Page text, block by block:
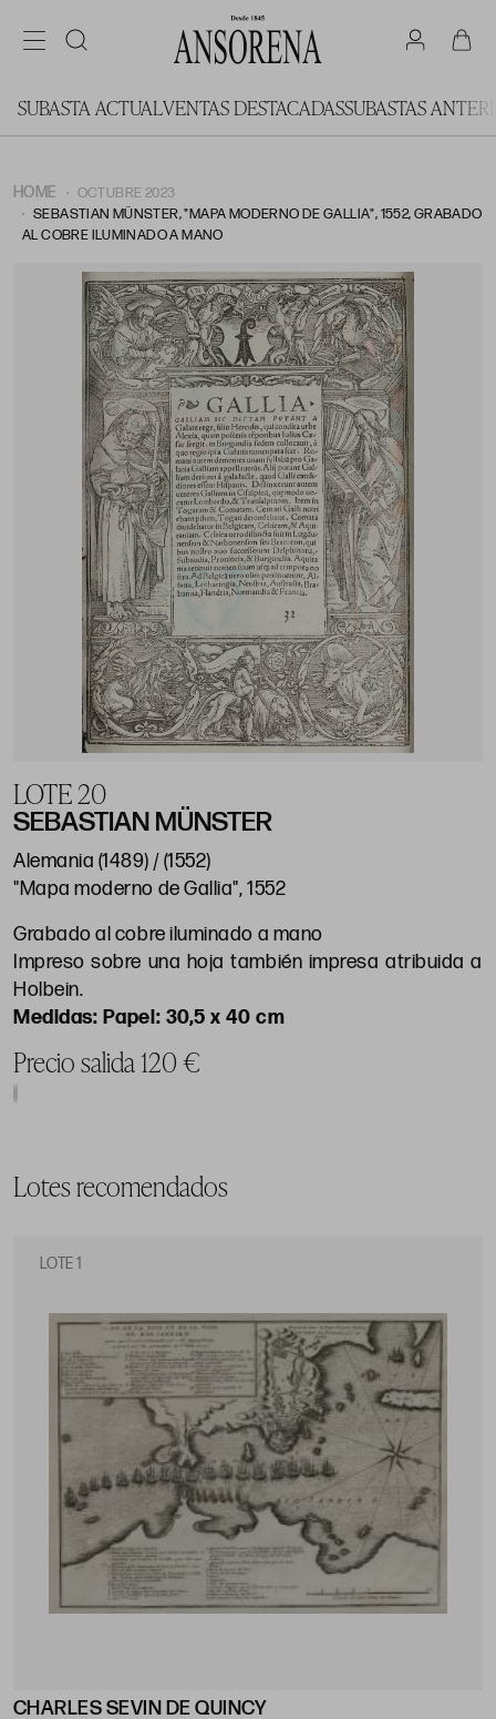
SUBASTA ACTUALVENTAS DESTACADASSUBASTAS
HOME
OCTUBRE 2023
SEBASTIAN MÜNSTER, "MAPA MODERNO DE GALLIA", 1552, GRABADO
AL COBRE ILUMINADO A MANO
LOTE 20
SEBASTIAN MÜNSTER
Alemania (1489) / (1552)
"Mapa moderno de Gallia", 1552
Grabado al cobre iluminado a mano
Impreso sobre una hoja también impresa atribuida a
Holbein.
Papel: 30,5 x 40 cm
Precio salida 120 €
Lotes recomendados
LOTE 1
CHARLES SEVIN DE QUINCY